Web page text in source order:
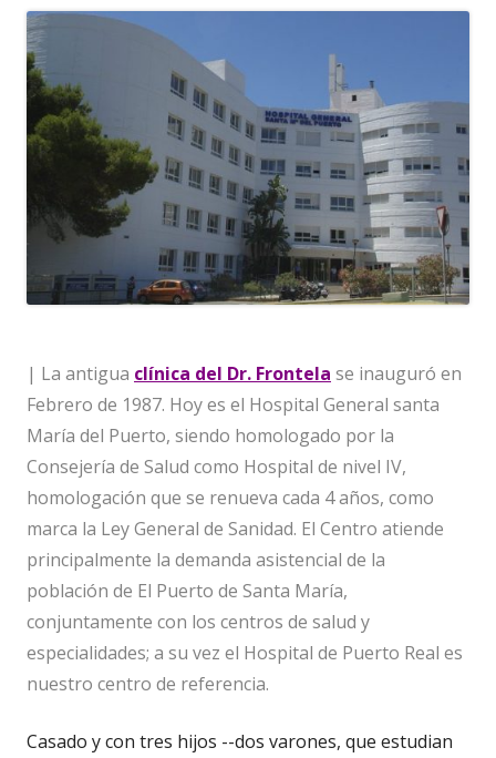
| La antigua clínica del Dr. Frontela se inauguró en
Febrero de 1987. Hoy es el Hospital General santa
María del Puerto, siendo homologado por la
Consejería de Salud como Hospital de nivel IV,
homologación que se renueva cada 4 años, como
marca la Ley General de Sanidad. El Centro atiende
principalmente la demanda asistencial de la
población de El Puerto de Santa María,
conjuntamente con los centros de salud y
especialidades; a su vez el Hospital de Puerto Real es
nuestro centro de referencia.
Casado y con tres hijos --dos varones, que estudian